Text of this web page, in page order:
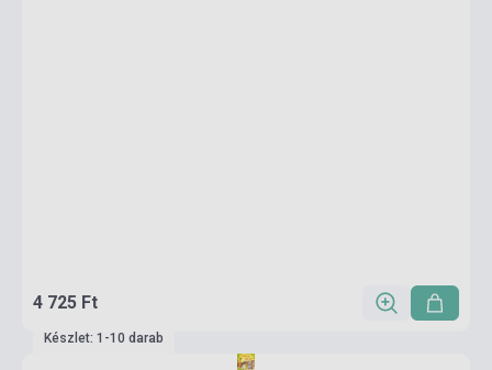
4 725 Ft
Készlet: 1-10 darab